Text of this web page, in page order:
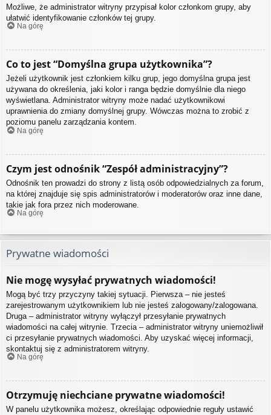
Możliwe, że administrator witryny przypisał kolor członkom grupy, aby
ułatwić identyfikowanie członków tej grupy.
Na górę
Co to jest “Domyślna grupa użytkownika”?
Jeżeli użytkownik jest członkiem kilku grup, jego domyślna grupa jest
używana do określenia, jaki kolor i ranga będzie domyślnie dla niego
wyświetlana. Administrator witryny może nadać użytkownikowi
uprawnienia do zmiany domyślnej grupy. Wówczas można to zrobić z
poziomu panelu zarządzania kontem.
Na górę
Czym jest odnośnik “Zespół administracyjny”?
Odnośnik ten prowadzi do strony z listą osób odpowiedzialnych za forum,
na której znajduje się spis administratorów i moderatorów oraz inne dane,
takie jak fora przez nich moderowane.
Na górę
Prywatne wiadomości
Nie mogę wysyłać prywatnych wiadomości!
Mogą być trzy przyczyny takiej sytuacji. Pierwsza – nie jesteś
zarejestrowanym użytkownikiem lub nie jesteś zalogowany/zalogowana.
Druga – administrator witryny wyłączył przesyłanie prywatnych
wiadomości na całej witrynie. Trzecia – administrator witryny uniemożliwił
ci przesyłanie prywatnych wiadomości. Aby uzyskać więcej informacji,
skontaktuj się z administratorem witryny.
Na górę
Otrzymuję niechciane prywatne wiadomości!
W panelu użytkownika możesz, określając odpowiednie reguły ustawić